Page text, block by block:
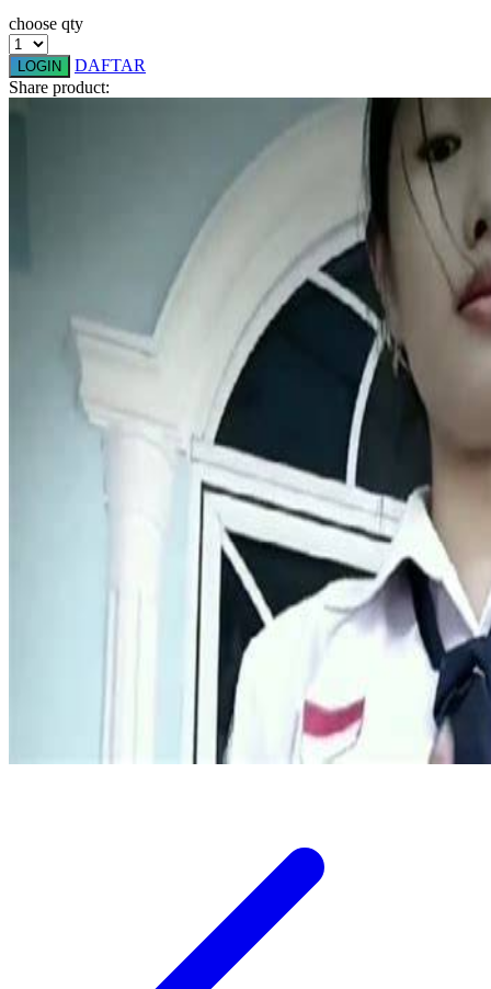
Starbooks
Stick-O
Sun-Staches
Swimava
Tommee Tippee
Trunki
Tutti Bambini
choose qty
LOGIN
DAFTAR
Share product: